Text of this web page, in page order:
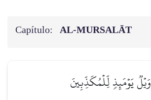
Capítulo: AL‑MURSALĀT
وَيۡلٞ يَوۡمَئِذٖ لِّلۡمُكَذِّبِينَ